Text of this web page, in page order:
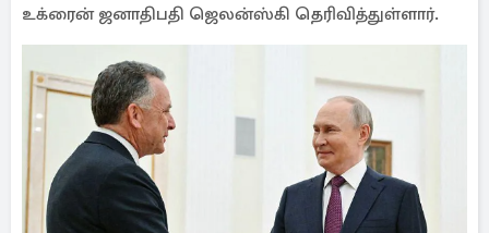
உக்ரைன் ஜனாதிபதி ஜெலன்ஸ்கி தெரிவித்துள்ளார்.